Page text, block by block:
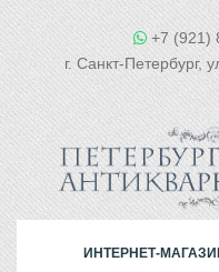
+7 (921)
г. Санкт-
ИНТЕРНЕТ-